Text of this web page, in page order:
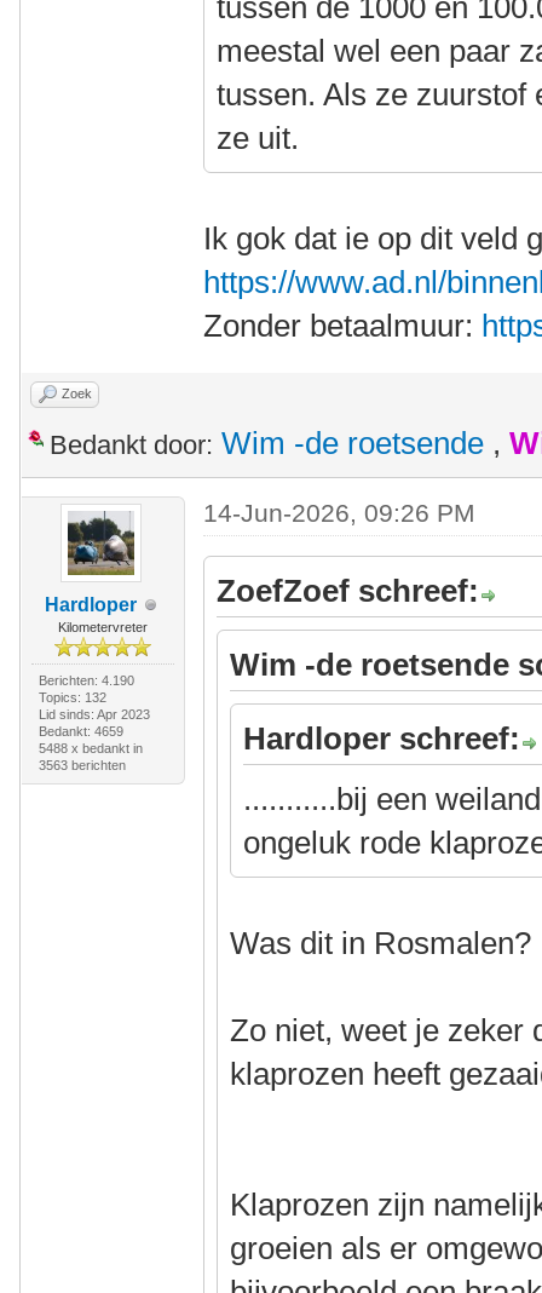
tussen de 1000 en
meestal wel een paar
tussen. Als ze zuurstof
ze uit.
Ik gok dat ie op dit veld
https://www.ad.nl/
Zonder betaalmuur:
Zoek
Bedankt door: Wim -de roetsende ,
Hardloper
Kilometervreter
Berichten: 4.190
Topics: 132
Lid sinds: Apr 2023
Bedankt: 4659
5488 x bedankt in
3563 berichten
14-Jun-2026, 09:26 PM
ZoefZoef schreef:
Wim -de roetsende
Hardloper schreef:
...........bij een
ongeluk rode
Was dit in Rosmalen?
Zo niet, weet je zeker
klaprozen heeft
Klaprozen zijn
groeien als er